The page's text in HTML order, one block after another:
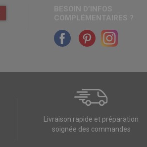
Livraison rapide et préparation
soignée des commandes